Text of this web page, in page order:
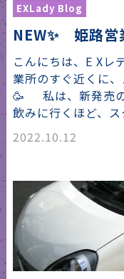
EXLady Blog
NEW✨ 姫路
こんにちは、E X
業所のすぐ近くに
🥳 私は、新発売の
飲みに行くほど、
2022.10.12